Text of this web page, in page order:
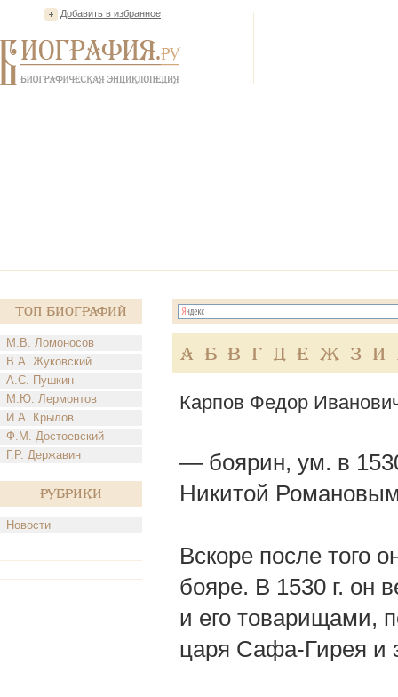
Добавить в избранное
Топ Биографий
М.В. Ломоносов
В.А. Жуковский
А.С. Пушкин
М.Ю. Лермонтов
И.А. Крылов
Ф.М. Достоевский
Г.Р. Державин
Рубрики
Новости
А Б В Г Д Е Ж З И
Карпов Федор
— боярин, ум. в
Никитой
Вскоре после того
бояре. В 1530 г. он
и его товарищами,
царя Сафа-Гирея и